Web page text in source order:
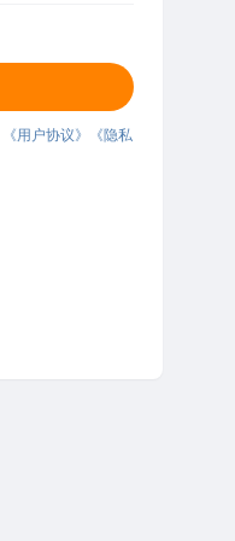
《用户协议》
《隐私